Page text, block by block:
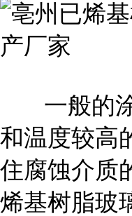
一般的涂
和温度较高
住腐蚀介质
烯基树脂玻